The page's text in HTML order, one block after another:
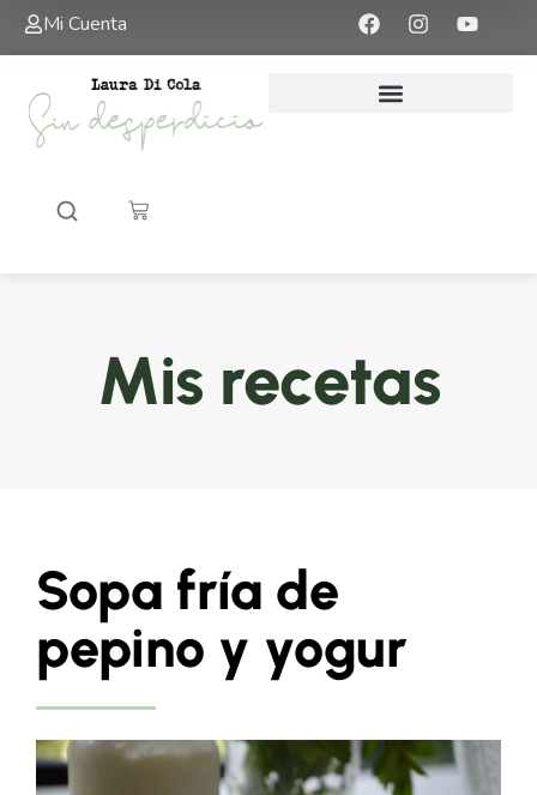
Mi Cuenta
Mis recetas
Sopa fría de
pepino y yogur